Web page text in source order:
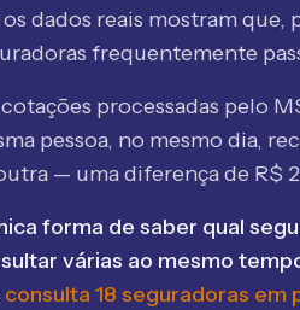
dados reais mostram que,
frequentemente
processadas pelo
pessoa, no mesmo dia,
— uma diferença de R$
forma de saber qual
várias ao mesmo
consulta 18 seguradoras em